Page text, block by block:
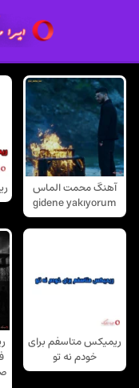
آهنگ محمت الماس
gidene yakıyorum
ریمیکس متاسفم برای
خودم نه تو